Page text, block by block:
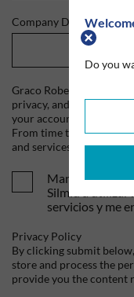
Do you
Company Domain*
Graco Roberts is
privacy, and we'll only
your account and to
From time to time, we
and services, as well as
Mandame tus
Silmid a utilizar
servicios y me
Privacy Policy
By clicking submit
store and process the
provide you the content